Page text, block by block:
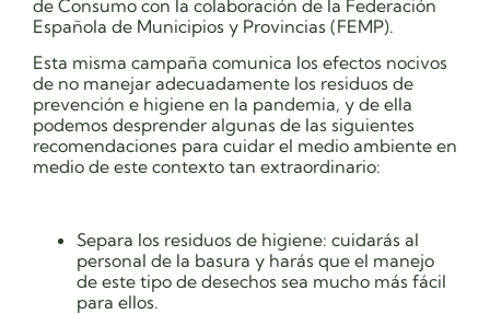
de Consumo con la colaboración de la Federación
Española de Municipios y Provincias (FEMP).
Esta misma campaña comunica los efectos nocivos
de no manejar adecuadamente los residuos de
prevención e higiene en la pandemia, y de ella
podemos desprender algunas de las siguientes
recomendaciones para cuidar el medio ambiente en
medio de este contexto tan extraordinario:
Separa los residuos de higiene: cuidarás al
personal de la basura y harás que el manejo
de este tipo de desechos sea mucho más fácil
para ellos.